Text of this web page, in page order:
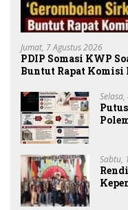
Jumat, 7 Agustus 2026
PDIP Somasi KWP
Buntut Rapat
Sabtu,